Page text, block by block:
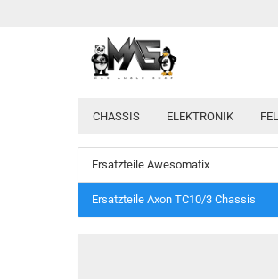
CHASSIS ELEKTRONIK
Ersatzteile Awesomatix
Ersatzteile Axon TC10/3 Chassis